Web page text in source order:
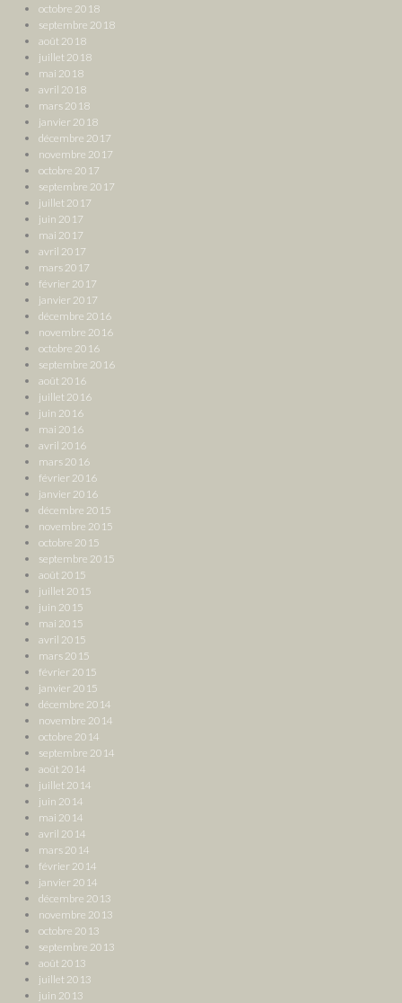
octobre 2018
septembre 2018
août 2018
juillet 2018
mai 2018
avril 2018
mars 2018
janvier 2018
décembre 2017
novembre 2017
octobre 2017
septembre 2017
juillet 2017
juin 2017
mai 2017
avril 2017
mars 2017
février 2017
janvier 2017
décembre 2016
novembre 2016
octobre 2016
septembre 2016
août 2016
juillet 2016
juin 2016
mai 2016
avril 2016
mars 2016
février 2016
janvier 2016
décembre 2015
novembre 2015
octobre 2015
septembre 2015
août 2015
juillet 2015
juin 2015
mai 2015
avril 2015
mars 2015
février 2015
janvier 2015
décembre 2014
novembre 2014
octobre 2014
septembre 2014
août 2014
juillet 2014
juin 2014
mai 2014
avril 2014
mars 2014
février 2014
janvier 2014
décembre 2013
novembre 2013
octobre 2013
septembre 2013
août 2013
juillet 2013
juin 2013